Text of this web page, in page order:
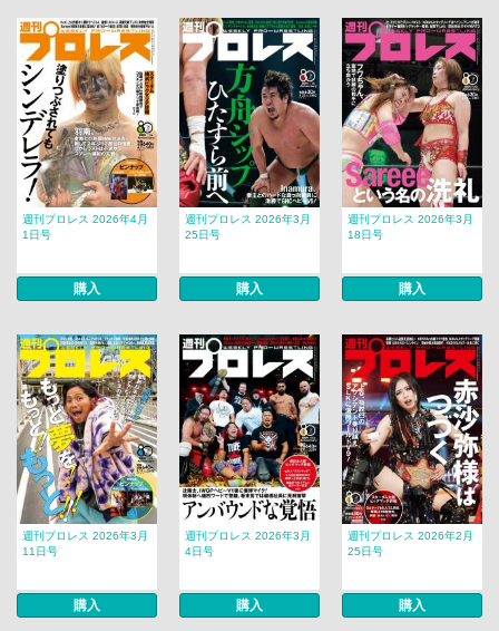
週刊プロレス 2026年4月
1日号
購入
週刊プロレス 2026年3月
25日号
購入
週刊プロレス 2026年3月
18日号
購入
週刊プロレス 2026年3月
11日号
購入
週刊プロレス 2026年3月
4日号
購入
週刊プロレス 2026年2月
25日号
購入